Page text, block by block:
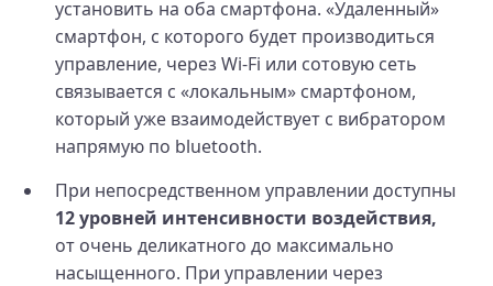
установить на оба смартфона. «Удаленный»
смартфон, с которого будет производиться
управление, через Wi‑Fi или сотовую сеть
связывается с «локальным» смартфоном,
который уже взаимодействует с вибратором
напрямую по bluetooth.
При непосредственном управлении доступны
12 уровней интенсивности воздействия,
от очень деликатного до максимально
насыщенного. При управлении через